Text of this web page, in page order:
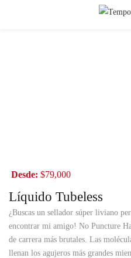
Líquido Tubeless
Desde: $79,000
¿Buscas un sellador súper liviano
encontrar mi amigo! No Puncture
de carrera más brutales. Las
llenan los agujeros más grandes
Olvidaste la